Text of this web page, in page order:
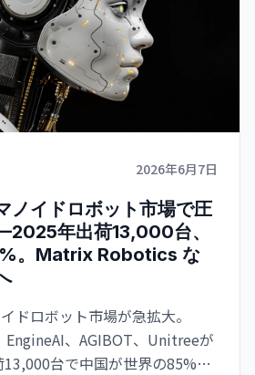
2026年6月7日
ノイドロボット市場で圧
年出荷13,000台、
。Matrix Robotics な
ドロボット市場が急拡大。
、AGIBOT、Unitreeが
台で中国が世界の85%を